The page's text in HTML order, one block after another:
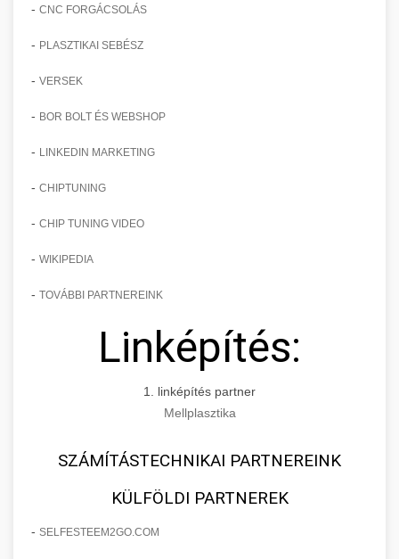
- CNC FORGÁCSOLÁS
- PLASZTIKAI SEBÉSZ
- VERSEK
- BOR BOLT ÉS WEBSHOP
- LINKEDIN MARKETING
- CHIPTUNING
- CHIP TUNING VIDEO
- WIKIPEDIA
- TOVÁBBI PARTNEREINK
Linképítés:
1. linképítés partner
Mellplasztika
SZÁMÍTÁSTECHNIKAI PARTNEREINK
KÜLFÖLDI PARTNEREK
- SELFESTEEM2GO.COM